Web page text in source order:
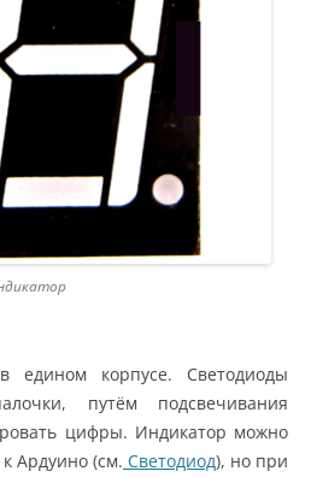
едином корпусе. Светодиоды
путём подсвечивания
цифры. Индикатор можно
Ардуино (см. Светодиод), но при